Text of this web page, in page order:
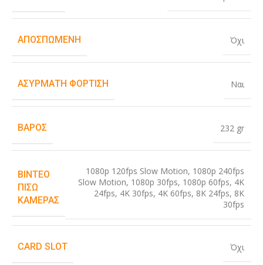
ΑΠΟΣΠΏΜΕΝΗ Όχι
ΑΣΎΡΜΑΤΗ ΦΌΡΤΙΣΗ Ναι
ΒΆΡΟΣ 232 gr
ΒΊΝΤΕΟ
ΠΊΣΩ
ΚΆΜΕΡΑΣ
1080p 120fps Slow Motion, 1080p 240fps
Slow Motion, 1080p 30fps, 1080p 60fps, 4K
24fps, 4K 30fps, 4K 60fps, 8K 24fps, 8K
30fps
CARD SLOT Όχι